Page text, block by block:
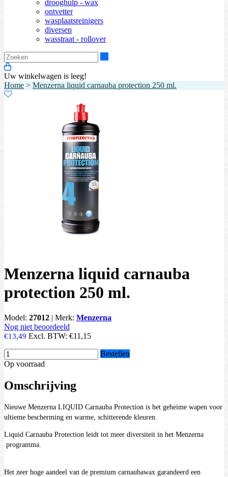
drooghulp - wax
ontvetter
wasplaatsreinigers
diversen
wasstraat - rollover
Uw winkelwagen is leeg!
Home > Menzerna liquid carnauba protection 250 ml.
Menzerna liquid carnauba
protection 250 ml.
Model: 27012 | Merk: Menzerna
Nog niet beoordeeld
€13,49 Excl. BTW: €11,15
Bestellen
Op voorraad
Omschrijving
Nieuwe Menzerna LIQUID Carnauba Protection is het geheime wapen voor
ultieme bescherming en warme, schitterende kleuren.
Liquid Carnauba Protection leidt tot meer diversiteit in het Menzerna
programma.
Het zeer hoge aandeel van de premium carnaubawax garandeerd een